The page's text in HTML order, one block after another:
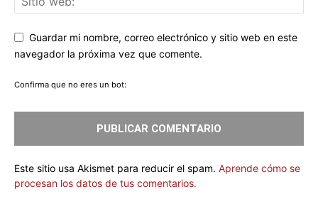
Guardar mi nombre, correo electrónico y sitio web en este
navegador la próxima vez que comente.
Confirma que no eres un bot:
Este sitio usa Akismet para reducir el spam. Aprende cómo se
procesan los datos de tus comentarios.